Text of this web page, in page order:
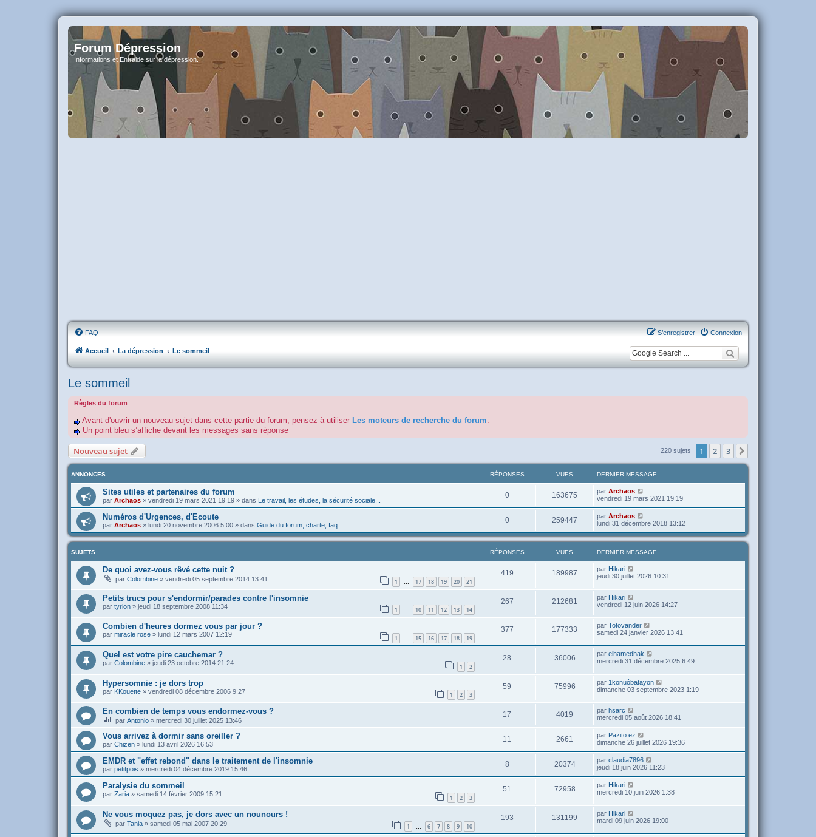
Forum Dépression
Informations et Entraide sur la dépression.
FAQ Connexion
S’enregistrer
Accueil La dépression Le sommeil
Le sommeil
Règles du forum
Avant d'ouvrir un nouveau sujet dans cette partie du forum, pensez à utiliser Les moteurs de recherche du forum.
Un point bleu s’affiche devant les messages sans réponse
Nouveau sujet 220 sujets 1 2 3
ANNONCES RÉPONSES VUES DERNIER MESSAGE
Sites utiles et partenaires du forum
par Archaos » vendredi 19 mars 2021 19:19 » dans Le travail, les études, la sécurité sociale...
0 163675 par Archaos
vendredi 19 mars 2021 19:19
Numéros d'Urgences, d'Ecoute
par Archaos » lundi 20 novembre 2006 5:00 » dans Guide du forum, charte, faq
0 259447 par Archaos
lundi 31 décembre 2018 13:12
SUJETS RÉPONSES VUES DERNIER MESSAGE
De quoi avez-vous rêvé cette nuit ?
par Colombine » vendredi 05 septembre 2014 13:41 1 … 17 18 19 20 21
419 189987 par Hikari
jeudi 30 juillet 2026 10:31
Petits trucs pour s'endormir/parades contre l'insomnie
par tyrion » jeudi 18 septembre 2008 11:34 1 10 11 12 13 14
267 212681 par Hikari
vendredi 12 juin 2026 14:27
Combien d'heures dormez vous par jour ?
par miracle rose » lundi 12 mars 2007 12:19 1 … 15 16 17 18 19
377 177333 par Totovander
samedi 24 janvier 2026 13:41
Quel est votre pire cauchemar ?
par Colombine » jeudi 23 octobre 2014 21:24 1 2
28 36006 par elhamedhak
mercredi 31 décembre 2025 6:49
Hypersomnie : je dors trop
par KKouette » vendredi 08 décembre 2006 9:27 1 2 3
59 75996 par 1konuôbatayon
dimanche 03 septembre 2023 1:19
En combien de temps vous endormez-vous ?
par Antonio » mercredi 30 juillet 2025 13:46
17 4019 par hsarc
mercredi 05 août 2026 18:41
Vous arrivez à dormir sans oreiller ?
par Chizen » lundi 13 avril 2026 16:53
11 2661 par Pazito.ez
dimanche 26 juillet 2026 19:36
EMDR et "effet rebond" dans le traitement de l'insomnie
par petitpois » mercredi 04 décembre 2019 15:46
8 20374 par claudia7896
jeudi 18 juin 2026 11:23
Paralysie du sommeil
par Zaria » samedi 14 février 2009 15:21 1 2 3
51 72958 par Hikari
mercredi 10 juin 2026 1:38
Ne vous moquez pas, je dors avec un nounours !
par Tania » samedi 05 mai 2007 20:29 1 … 6 7 8 9 10
193 131199 par Hikari
mardi 09 juin 2026 19:00